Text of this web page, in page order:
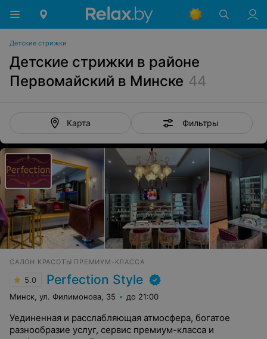
Детские стрижки
Детские стрижки в районе
Первомайский в Минске 44
Карта Фильтры
САЛОН КРАСОТЫ ПРЕМИУМ-КЛАССА
5.0 Perfection Style
Минск, ул. Филимонова, 35 до 21:00
Уединенная и расслабляющая атмосфера, богатое
разнообразие услуг, сервис премиум-класса и